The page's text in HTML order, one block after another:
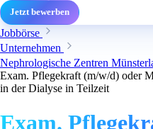
Jetzt bewerben
Jobbörse
Unternehmen
Nephrologische Zentren
Exam. Pflegekraft (m/w/d) oder
in der Dialyse in Teilzeit
Exam.